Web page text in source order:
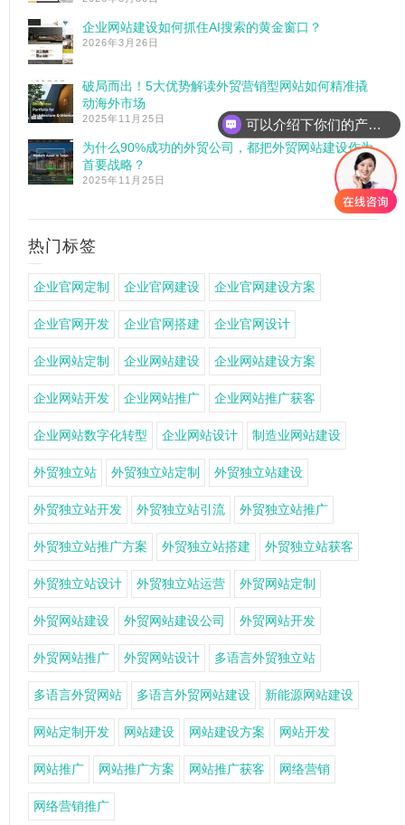
企业网站建设如何抓住AI搜索的黄金窗口？
2026年3月26日
破局而出！5大优势解读外贸营销型网站如何精准撬
动海外市场
2025年11月25日
为什么90%成功的外贸公司，都把外贸网站建设作为
首要战略？
2025年11月25日
热门标签
企业官网定制 企业官网建设 企业官网建设方案
企业官网开发 企业官网搭建 企业官网设计
企业网站定制 企业网站建设 企业网站建设方案
企业网站开发 企业网站推广 企业网站推广获客
企业网站数字化转型 企业网站设计 制造业网站建设
外贸独立站 外贸独立站定制 外贸独立站建设
外贸独立站开发 外贸独立站引流 外贸独立站推广
外贸独立站推广方案 外贸独立站搭建 外贸独立站获客
外贸独立站设计 外贸独立站运营 外贸网站定制
外贸网站建设 外贸网站建设公司 外贸网站开发
外贸网站推广 外贸网站设计 多语言外贸独立站
多语言外贸网站 多语言外贸网站建设 新能源网站建设
网站定制开发 网站建设 网站建设方案 网站开发
网站推广 网站推广方案 网站推广获客 网络营销
网络营销推广
可以介绍下你们的产品么
你们是怎么收费的呢